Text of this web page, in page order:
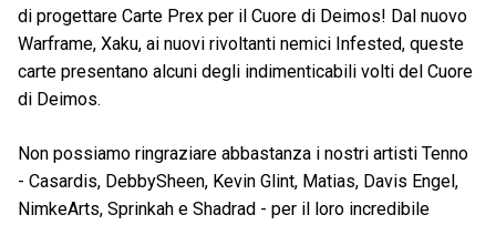
di progettare Carte Prex per il Cuore di Deimos! Dal nuovo
Warframe, Xaku, ai nuovi rivoltanti nemici Infested, queste
carte presentano alcuni degli indimenticabili volti del Cuore
di Deimos.
Non possiamo ringraziare abbastanza i nostri artisti Tenno
- Casardis, DebbySheen, Kevin Glint, Matias, Davis Engel,
NimkeArts, Sprinkah e Shadrad - per il loro incredibile